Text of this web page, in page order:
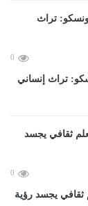
0
تراث إنساني
0
ثقافي يجسد رؤية